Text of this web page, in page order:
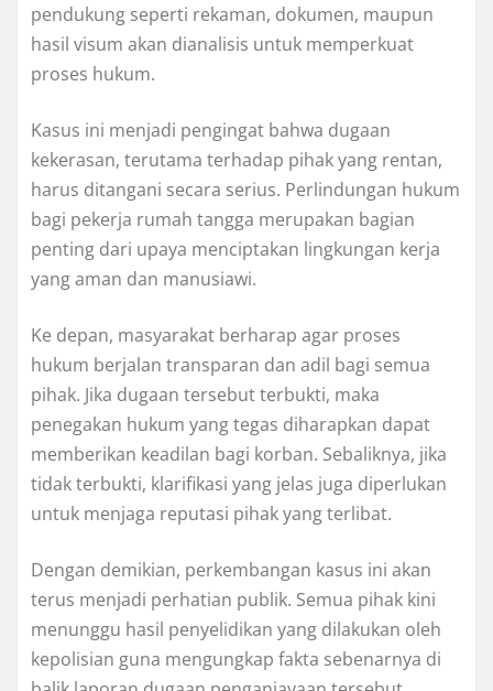
pendukung seperti rekaman, dokumen, maupun
hasil visum akan dianalisis untuk memperkuat
proses hukum.
Kasus ini menjadi pengingat bahwa dugaan
kekerasan, terutama terhadap pihak yang rentan,
harus ditangani secara serius. Perlindungan hukum
bagi pekerja rumah tangga merupakan bagian
penting dari upaya menciptakan lingkungan kerja
yang aman dan manusiawi.
Ke depan, masyarakat berharap agar proses
hukum berjalan transparan dan adil bagi semua
pihak. Jika dugaan tersebut terbukti, maka
penegakan hukum yang tegas diharapkan dapat
memberikan keadilan bagi korban. Sebaliknya, jika
tidak terbukti, klarifikasi yang jelas juga diperlukan
untuk menjaga reputasi pihak yang terlibat.
Dengan demikian, perkembangan kasus ini akan
terus menjadi perhatian publik. Semua pihak kini
menunggu hasil penyelidikan yang dilakukan oleh
kepolisian guna mengungkap fakta sebenarnya di